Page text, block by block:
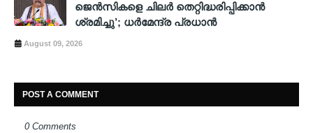
ജെൻസികളെ ചിലർ തെറ്റിദ്ധരിപ്പിക്കാൻ
ശ്രമിച്ചു’; ധർമേന്ദ്ര പ്രധാൻ
August 09, 2026
POST A COMMENT
0 Comments